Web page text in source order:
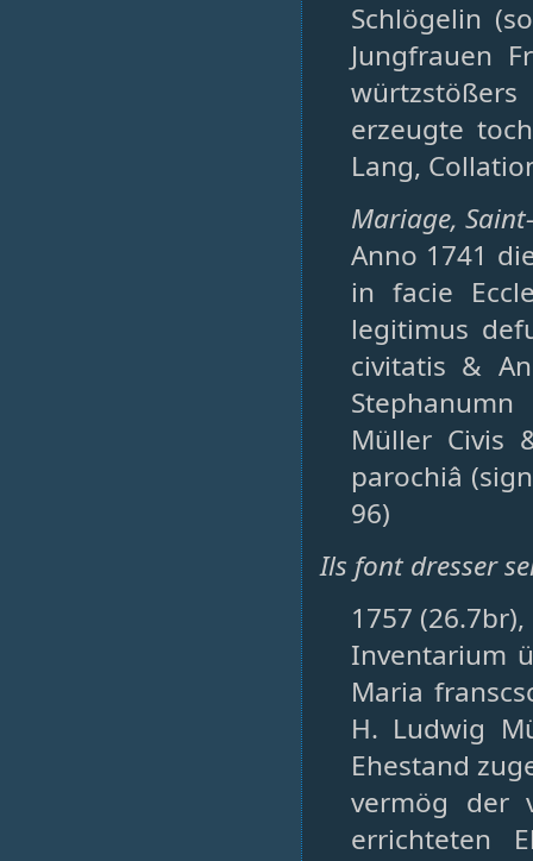
Schlögelin
Jungfrauen
erzeugte
Lang,
Mariage,
Anno 1741
in facie
legitimus
civitatis &
Müller Civis
parochiâ
96)
Ils font dresser
1757
Inventarium
Maria
H. Ludwig
Ehestand
vermög der
errichteten